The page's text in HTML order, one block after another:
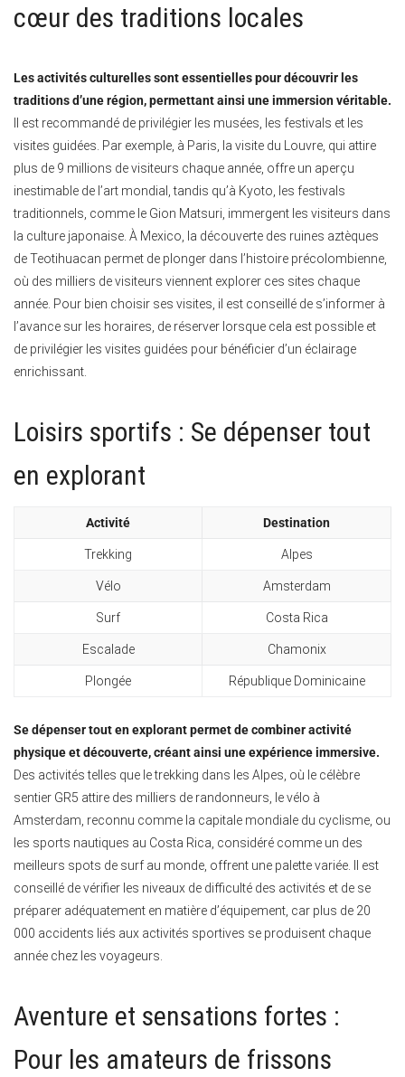
cœur des traditions locales
Les activités culturelles sont essentielles pour découvrir les
traditions d’une région, permettant ainsi une immersion véritable.
Il est recommandé de privilégier les musées, les festivals et les
visites guidées. Par exemple, à Paris, la visite du Louvre, qui attire
plus de 9 millions de visiteurs chaque année, offre un aperçu
inestimable de l’art mondial, tandis qu’à Kyoto, les festivals
traditionnels, comme le Gion Matsuri, immergent les visiteurs dans
la culture japonaise. À Mexico, la découverte des ruines aztèques
de Teotihuacan permet de plonger dans l’histoire précolombienne,
où des milliers de visiteurs viennent explorer ces sites chaque
année. Pour bien choisir ses visites, il est conseillé de s’informer à
l’avance sur les horaires, de réserver lorsque cela est possible et
de privilégier les visites guidées pour bénéficier d’un éclairage
enrichissant.
Loisirs sportifs : Se dépenser tout
en explorant
Activité Destination
Trekking Alpes
Vélo Amsterdam
Surf Costa Rica
Escalade Chamonix
Plongée République Dominicaine
Se dépenser tout en explorant permet de combiner activité
physique et découverte, créant ainsi une expérience immersive.
Des activités telles que le trekking dans les Alpes, où le célèbre
sentier GR5 attire des milliers de randonneurs, le vélo à
Amsterdam, reconnu comme la capitale mondiale du cyclisme, ou
les sports nautiques au Costa Rica, considéré comme un des
meilleurs spots de surf au monde, offrent une palette variée. Il est
conseillé de vérifier les niveaux de difficulté des activités et de se
préparer adéquatement en matière d’équipement, car plus de 20
000 accidents liés aux activités sportives se produisent chaque
année chez les voyageurs.
Aventure et sensations fortes :
Pour les amateurs de frissons